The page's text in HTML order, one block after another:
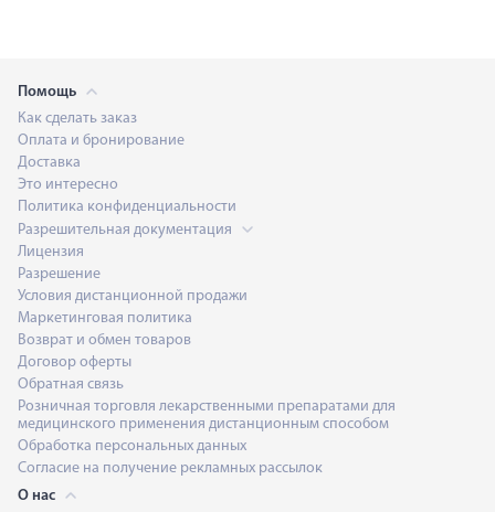
Помощь
Как сделать заказ
Оплата и бронирование
Доставка
Это интересно
Политика конфиденциальности
Разрешительная документация
Лицензия
Разрешение
Условия дистанционной продажи
Маркетинговая политика
Возврат и обмен товаров
Договор оферты
Обратная связь
Розничная торговля лекарственными препаратами для
медицинского применения дистанционным способом
Обработка персональных данных
Согласие на получение рекламных рассылок
О нас